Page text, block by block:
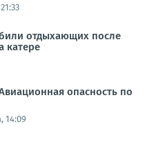
отдыхающих после
катере
опасность по
14:09